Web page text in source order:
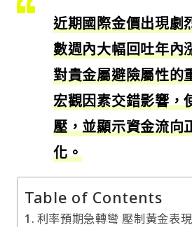
近期國際金價出現劇
數週內大幅回吐年內
對貴金屬避險屬性的
宏觀因素交錯影響，
壓，並顯示資金流向
化。
Table of Contents
利率預期急轉彎 壓制黃金表現